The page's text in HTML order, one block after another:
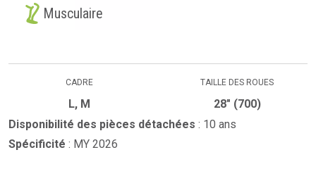
Musculaire
CADRE
L, M
TAILLE DES ROUES
28" (700)
Disponibilité des pièces détachées : 10 ans
Spécificité : MY 2026